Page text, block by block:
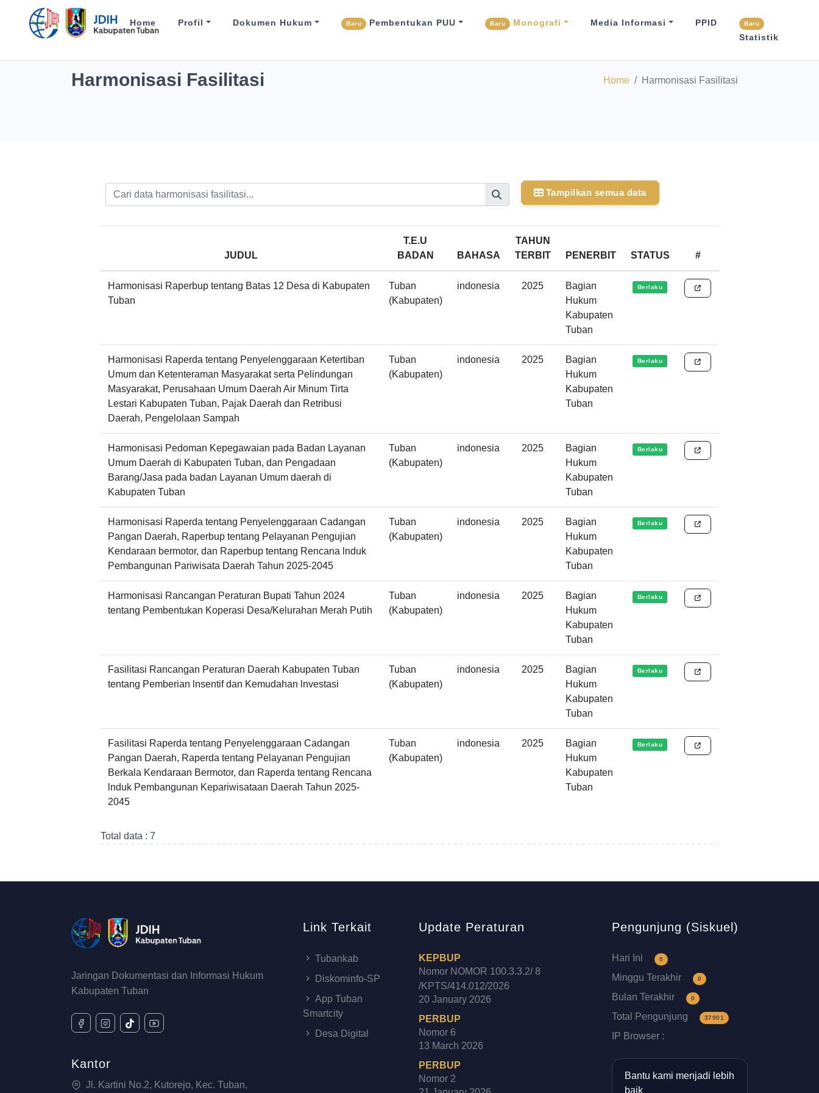
Home Profil Dokumen Hukum Baru Pembentukan PUU Baru Monografi Media Informasi PPID Baru
Statistik
Harmonisasi Fasilitasi Home Harmonisasi Fasilitasi
Tampilkan semua data
JUDUL
T.E.U
BADAN
BAHASA
TAHUN
TERBIT
PENERBIT STATUS #
Harmonisasi Raperbup tentang Batas 12 Desa di Kabupaten
Tuban
Tuban
(Kabupaten)
indonesia 2025
Bagian
Hukum
Kabupaten
Tuban
Berlaku
Harmonisasi Raperda tentang Penyelenggaraan Ketertiban
Umum dan Ketenteraman Masyarakat serta Pelindungan
Masyarakat, Perusahaan Umum Daerah Air Minum Tirta
Lestari Kabupaten Tuban, Pajak Daerah dan Retribusi
Daerah, Pengelolaan Sampah
Tuban
(Kabupaten)
indonesia 2025
Bagian
Hukum
Kabupaten
Tuban
Berlaku
Harmonisasi Pedoman Kepegawaian pada Badan Layanan
Umum Daerah di Kabupaten Tuban, dan Pengadaan
Barang/Jasa pada badan Layanan Umum daerah di
Kabupaten Tuban
Tuban
(Kabupaten)
indonesia 2025
Bagian
Hukum
Kabupaten
Tuban
Berlaku
Harmonisasi Raperda tentang Penyelenggaraan Cadangan
Pangan Daerah, Raperbup tentang Pelayanan Pengujian
Kendaraan bermotor, dan Raperbup tentang Rencana lnduk
Pembangunan Pariwisata Daerah Tahun 2025-2045
Tuban
(Kabupaten)
indonesia 2025
Bagian
Hukum
Kabupaten
Tuban
Berlaku
Harmonisasi Rancangan Peraturan Bupati Tahun 2024
tentang Pembentukan Koperasi Desa/Kelurahan Merah Putih
Tuban
(Kabupaten)
indonesia 2025
Bagian
Hukum
Kabupaten
Tuban
Berlaku
Fasilitasi Rancangan Peraturan Daerah Kabupaten Tuban
tentang Pemberian lnsentif dan Kemudahan lnvestasi
Tuban
(Kabupaten)
indonesia 2025
Bagian
Hukum
Kabupaten
Tuban
Berlaku
Fasilitasi Raperda tentang Penyelenggaraan Cadangan
Pangan Daerah, Raperda tentang Pelayanan Pengujian
Berkala Kendaraan Bermotor, dan Raperda tentang Rencana
lnduk Pembangunan Kepariwisataan Daerah Tahun 2025-
2045
Tuban
(Kabupaten)
indonesia 2025
Bagian
Hukum
Kabupaten
Tuban
Berlaku
Total data : 7
Jaringan Dokumentasi dan Informasi Hukum
Kabupaten Tuban
Kantor
Jl. Kartini No.2, Kutorejo, Kec. Tuban,
Link Terkait
Tubankab
Diskominfo-SP
App Tuban
Smartcity
Desa Digital
Update Peraturan
KEPBUP
Nomor NOMOR 100.3.3.2/ 8
/KPTS/414.012/2026
20 January 2026
PERBUP
Nomor 6
13 March 2026
PERBUP
Nomor 2
Pengunjung (Siskuel)
Hari Ini 0
Minggu Terakhir 0
Bulan Terakhir 0
Total Pengunjung 37901
IP Browser :
Bantu kami menjadi lebih
baik